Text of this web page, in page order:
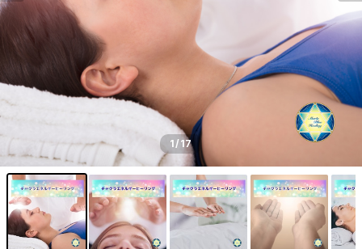
1/17